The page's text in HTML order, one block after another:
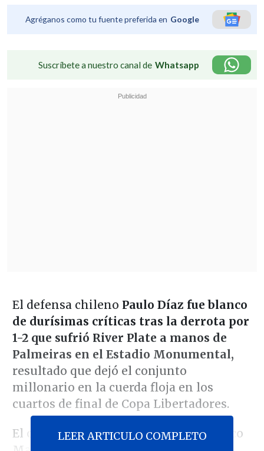
Agréganos como tu fuente preferida en Google
Suscríbete a nuestro canal de Whatsapp
El defensa chileno Paulo Díaz fue blanco
de durísimas críticas tras la derrota por
1-2 que sufrió River Plate a manos de
Palmeiras en el Estadio Monumental,
resultado que dejó el conjunto
millonario en la cuerda floja en los
cuartos de final de Copa Libertadores.
El chileno no pudo retribuirle al técnico
LEER ARTICULO COMPLETO